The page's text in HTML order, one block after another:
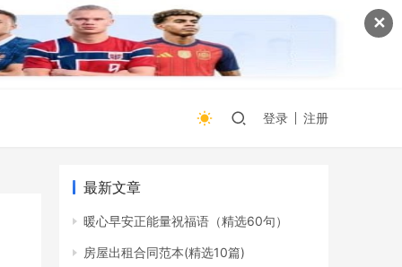
✕
登录 注册
最新文章
暖心早安正能量祝福语（精选60句）
房屋出租合同范本(精选10篇)